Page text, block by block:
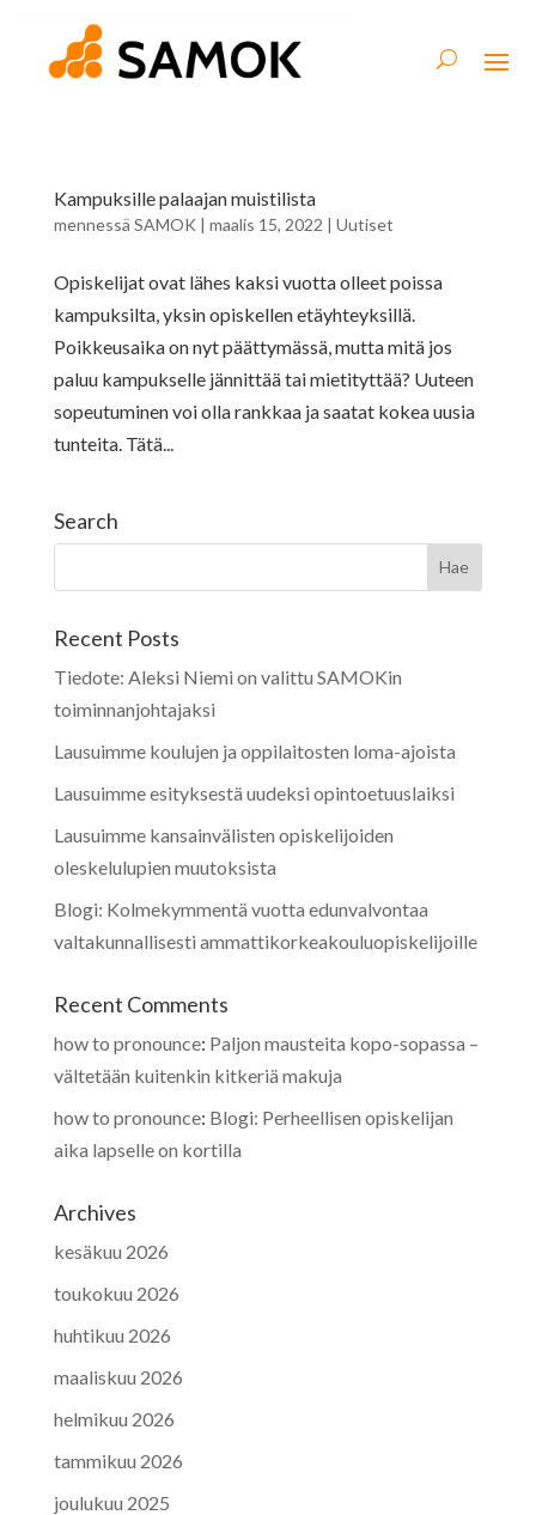
Kampuksille palaajan muistilista
mennessä SAMOK | maalis 15, 2022 | Uutiset
Opiskelijat ovat lähes kaksi vuotta olleet poissa
kampuksilta, yksin opiskellen etäyhteyksillä.
Poikkeusaika on nyt päättymässä, mutta mitä jos
paluu kampukselle jännittää tai mietityttää? Uuteen
sopeutuminen voi olla rankkaa ja saatat kokea uusia
tunteita. Tätä...
Search
Recent Posts
Tiedote: Aleksi Niemi on valittu SAMOKin
toiminnanjohtajaksi
Lausuimme koulujen ja oppilaitosten loma-ajoista
Lausuimme esityksestä uudeksi opintoetuuslaiksi
Lausuimme kansainvälisten opiskelijoiden
oleskelulupien muutoksista
Blogi: Kolmekymmentä vuotta edunvalvontaa
valtakunnallisesti ammattikorkeakouluopiskelijoille
Recent Comments
how to pronounce: Paljon mausteita kopo-sopassa –
vältetään kuitenkin kitkeriä makuja
how to pronounce: Blogi: Perheellisen opiskelijan
aika lapselle on kortilla
Archives
kesäkuu 2026
toukokuu 2026
huhtikuu 2026
maaliskuu 2026
helmikuu 2026
tammikuu 2026
joulukuu 2025